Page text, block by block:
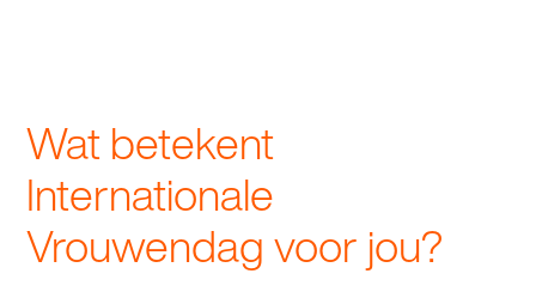
Werken bij Asito
Zoeken
Wat betekent
Internationale
Vrouwendag voor jou?